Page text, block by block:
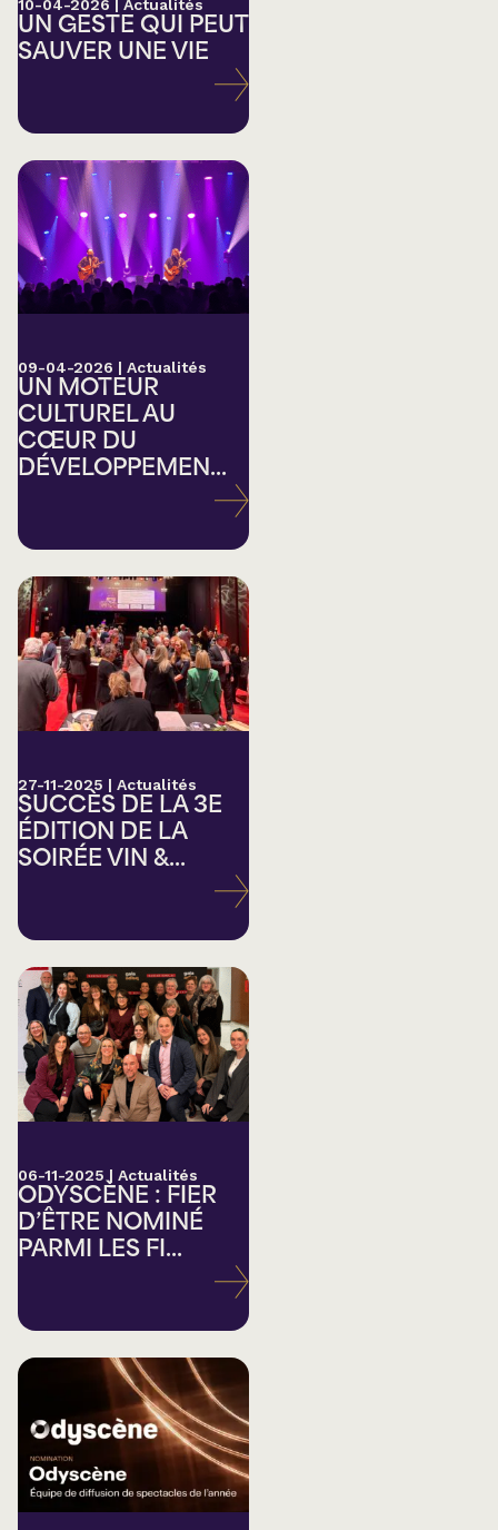
10-04-2026 | Actualités
UN GESTE QUI PEUT
SAUVER UNE VIE
09-04-2026 | Actualités
UN MOTEUR
CULTUREL AU
CŒUR DU
DÉVELOPPEMEN...
27-11-2025 | Actualités
SUCCÈS DE LA 3E
ÉDITION DE LA
SOIRÉE VIN &...
06-11-2025 | Actualités
ODYSCÈNE : FIER
D’ÊTRE NOMINÉ
PARMI LES FI...